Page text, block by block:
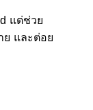
แต่ช่วย
ย และต่อย